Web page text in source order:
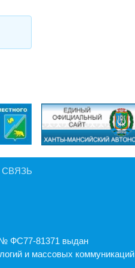
№ ФС77-81371 выдан
и массовых коммуникаций